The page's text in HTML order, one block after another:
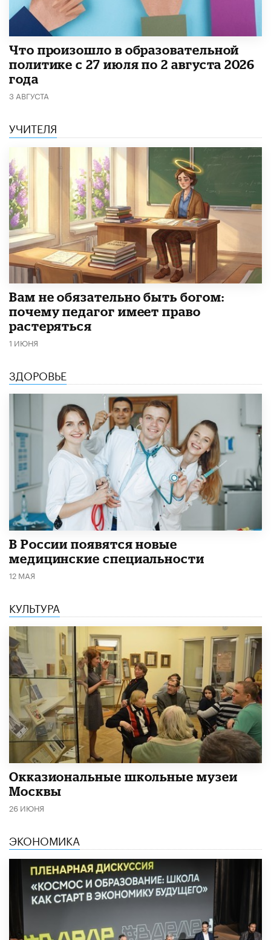
​Что произошло в образовательной
политике с 27 июля по 2 августа 2026
года
3 АВГУСТА
УЧИТЕЛЯ
​Вам не обязательно быть богом:
почему педагог имеет право
растеряться
1 ИЮНЯ
ЗДОРОВЬЕ
В России появятся новые
медицинские специальности
12 МАЯ
КУЛЬТУРА
​Окказиональные школьные музеи
Москвы
26 ИЮНЯ
ЭКОНОМИКА